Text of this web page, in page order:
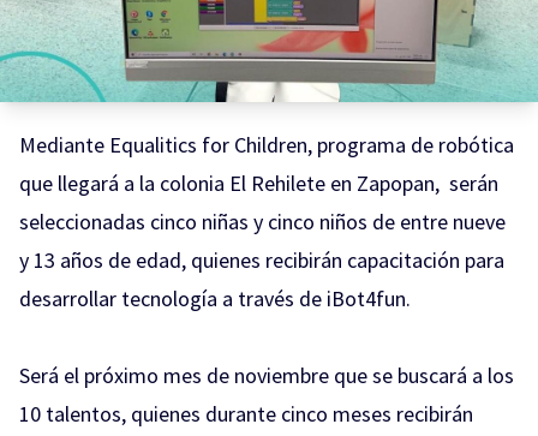
Mediante Equalitics for Children, programa de robótica
que llegará a la colonia El Rehilete en Zapopan, serán
seleccionadas cinco niñas y cinco niños de entre nueve
y 13 años de edad, quienes recibirán capacitación para
desarrollar tecnología a través de iBot4fun.
Será el próximo mes de noviembre que se buscará a los
10 talentos, quienes durante cinco meses recibirán